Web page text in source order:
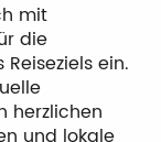
mit
die
ein.
herzlichen